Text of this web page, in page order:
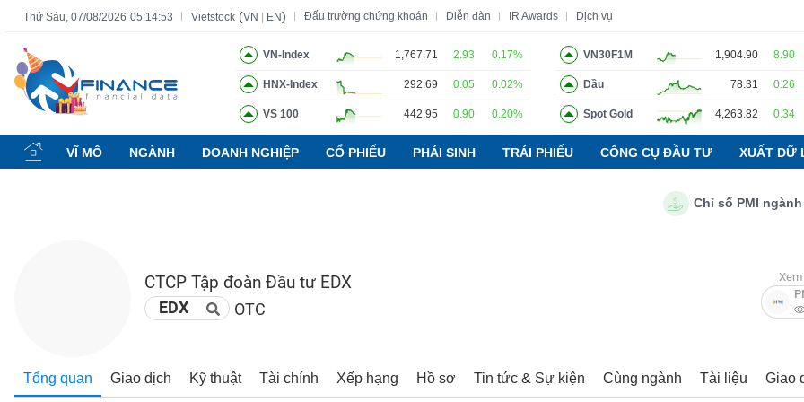
Thứ Sáu, 07/08/2026 05:14:54 Vietstock (VN EN) Đấu trường chứng khoán Diễn đàn IR Awards Dịch vụ
VN-Index 1,767.71 2.93 0.17%
HNX-Index 292.69 0.05 0.02%
VS 100 442.95 0.90 0.20%
VN30F1M 1,904.90 8.90
Dầu 78.31 0.26
Spot Gold 4,263.82 0.34
VĨ MÔ NGÀNH DOANH NGHIỆP CỔ PHIẾU PHÁI SINH TRÁI PHIẾU CÔNG CỤ ĐẦU TƯ XUẤT DỮ
Chỉ số PMI ngành
CTCP Tập đoàn Đầu tư EDX
EDX OTC
Tổng quan Giao dịch Kỹ thuật Tài chính Xếp hạng Hồ sơ Tin tức & Sự kiện Cùng ngành Tài liệu Giao
Tất cả Tính năng Ngành Mã chứng khoán Lãnh đạo Báo cáo phân tích Thuật ngữ
Tính
năng
(-)
NGHIỆP